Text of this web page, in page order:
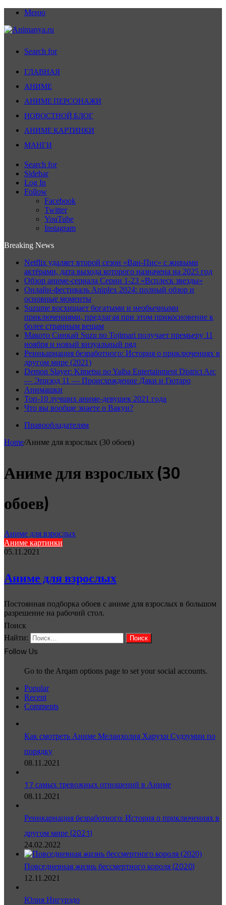
Меню
Search for
ГЛАВНАЯ
АНИМЕ
АНИМЕ ПЕРСОНАЖИ
НОВОСТНОЙ БЛОГ
АНИМЕ КАРТИНКИ
МАНГИ
Search for
Sidebar
Log In
Follow
Facebook
Twitter
YouTube
Instagram
Breaking News
Netflix удаляет второй сезон «Ван-Пис» с живыми
актёрами, дата выхода которого назначена на 2025 год
Обзор аниме-сериала Серии 1-23 «Всплеск звезды»
Онлайн-фестиваль Aniplex 2024: полный обзор и
основные моменты
Suzume восхищает богатыми и необычными
приключениями, предлагая при этом прикосновение к
более странным вещам
Макото Синкай Suzu no Tojimari получает премьеру 11
ноября и новый визуальный ряд
Реинкарнация безработного: История о приключениях в
другом мире (2021)
Demon Slayer: Kimetsu no Yaiba Entertainment District Arc
— Эпизод 11 — Происхождение Даки и Гютаро
Анимашки
Топ-10 лучших аниме-девушек 2021 года
Что вы вообще знаете о Вакуи?
Правообладателям
Home/Аниме для взрослых (30 обоев)
Аниме для взрослых (30
обоев)
Аниме для взрослых
Аниме картинки
05.11.2021
Аниме для взрослых
Постоянная подборка обоев с аниме для взрослых в большом
разрешение на рабочий стол.
Поиск
Найти:
Follow Us
Go to the Arqam options page to set your social accounts.
Popular
Recent
Comments
Как смотреть Аниме Меланхолия Харухи Судзумии по
порядку
08.11.2021
17 самых тревожных отношений в Аниме
08.11.2021
Реинкарнация безработного: История о приключениях в
другом мире (2021)
24.02.2022
Повседневная жизнь бессмертного короля (2020)
12.11.2021
Юлия Нигурэдо